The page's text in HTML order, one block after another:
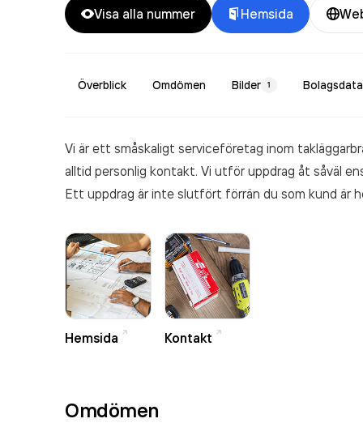
Visa alla nummer Hemsida
Överblick Omdömen Bilder 1 Bolagsdata
Vi är ett småskaligt serviceföretag inom
alltid personlig kontakt. Vi utför uppdrag åt såväl
Ett uppdrag är inte slutfört förrän du som kund är
från era hustak.
Hemsida Kontakt
Omdömen